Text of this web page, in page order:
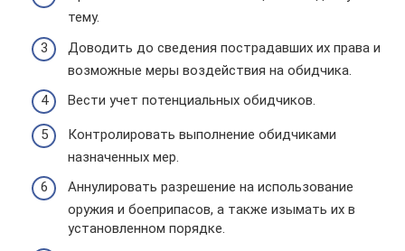
тему.
Доводить до сведения пострадавших их права и
возможные меры воздействия на обидчика.
Вести учет потенциальных обидчиков.
Контролировать выполнение обидчиками
назначенных мер.
Аннулировать разрешение на использование
оружия и боеприпасов, а также изымать их в
установленном порядке.